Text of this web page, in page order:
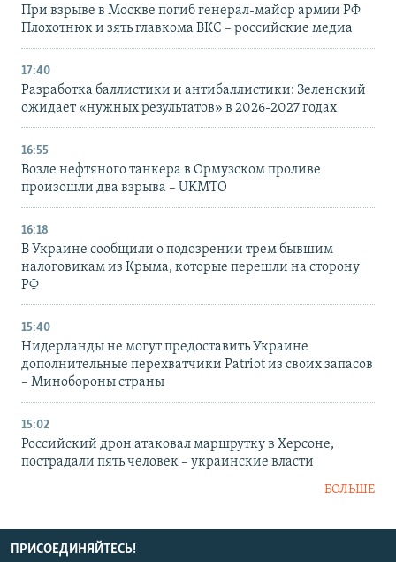
При взрыве в Москве погиб генерал-майор армии РФ
Плохотнюк и зять главкома ВКС – российские медиа
17:40
Разработка баллистики и антибаллистики: Зеленский
ожидает «нужных результатов» в 2026-2027 годах
16:55
Возле нефтяного танкера в Ормузском проливе
произошли два взрыва – UKMTO
16:18
В Украине сообщили о подозрении трем бывшим
налоговикам из Крыма, которые перешли на сторону
РФ
15:40
Нидерланды не могут предоставить Украине
дополнительные перехватчики Patriot из своих запасов
– Минобороны страны
15:02
Российский дрон атаковал маршрутку в Херсоне,
пострадали пять человек – украинские власти
БОЛЬШЕ
ПРИСОЕДИНЯЙТЕСЬ!